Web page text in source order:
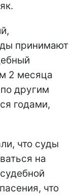
принимают
2 месяца
другим
годами,
что суды
на
что